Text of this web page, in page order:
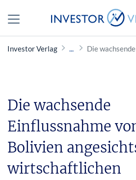
Investor Verlag Die
Die wachsende
Einflussnahme
Bolivien
wirtschaftlichen